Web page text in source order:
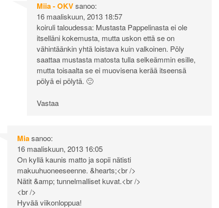
Miia - OKVsanoo:
16 maaliskuun, 2013 18:57
koiruli taloudessa: Mustasta Pappelinasta ei ole
itselläni kokemusta, mutta uskon että se on
vähintäänkin yhtä loistava kuin valkoinen. Pöly
saattaa mustasta matosta tulla selkeämmin esille,
mutta toisaalta se ei muovisena kerää itseensä
pölyä ei pölytä. 🙂
Vastaa
Miasanoo:
16 maaliskuun, 2013 16:05
On kyllä kaunis matto ja sopii nätisti
makuuhuoneeseenne. &hearts;<br />
Nätit &amp; tunnelmalliset kuvat.<br />
<br />
Hyvää viikonloppua!